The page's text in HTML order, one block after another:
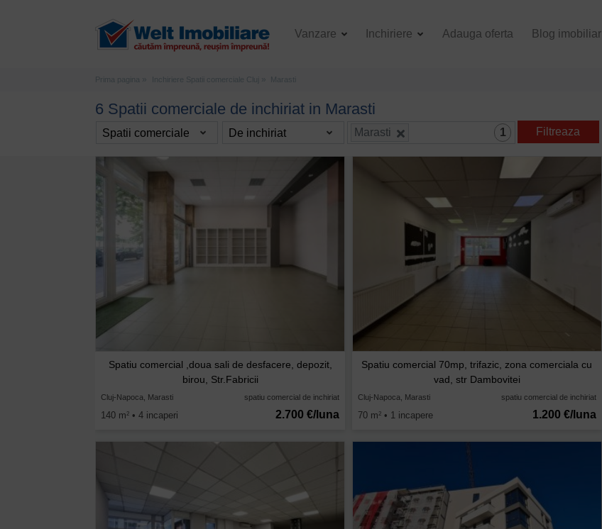
Vanzare Inchiriere Adauga oferta Blog imobiliar
Prima pagina Inchiriere Spatii comerciale Cluj Marasti
6 Spatii comerciale de inchiriat in Marasti
1
Marasti Filtreaza
Spatiu comercial ,doua sali de desfacere, depozit,
birou, Str.Fabricii
Cluj-Napoca, Marasti spatiu comercial de inchiriat
140 m2 • 4 incaperi 2.700 €/luna
Spatiu comercial 70mp, trifazic, zona comerciala cu
vad, str Dambovitei
Cluj-Napoca, Marasti spatiu comercial de inchiriat
70 m2 • 1 incapere 1.200 €/luna